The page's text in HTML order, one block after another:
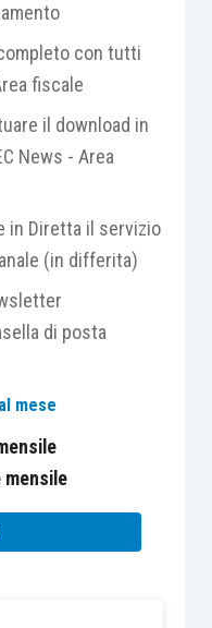
“Altri aspetti”
titolo appropriato –
dopo il
sul bilancio
di
della
documenti di
paragrafo nella
con tutti
fiscale
il download in
News - Area
in Diretta il servizio
(in differita)
di posta
al mese
mensile